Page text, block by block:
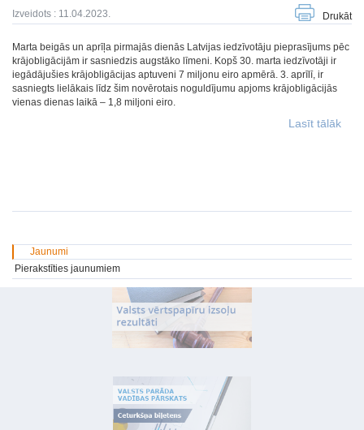
Izveidots : 11.04.2023. Drukāt
Marta beigās un aprīļa pirmajās dienās Latvijas iedzīvotāju pieprasījums pēc
krājobligācijām ir sasniedzis augstāko līmeni. Kopš 30. marta iedzīvotāji ir
iegādājušies krājobligācijas aptuveni 7 miljonu eiro apmērā. 3. aprīlī, ir
sasniegts lielākais līdz šim novērotais noguldījumu apjoms krājobligācijās
vienas dienas laikā – 1,8 miljoni eiro.
Lasīt tālāk
Jaunumi
Pierakstīties jaunumiem